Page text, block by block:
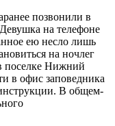
позвонили в
на телефоне
ею несло лишь
на ночлег
поселке Нижний
в офис заповедника
В общем-